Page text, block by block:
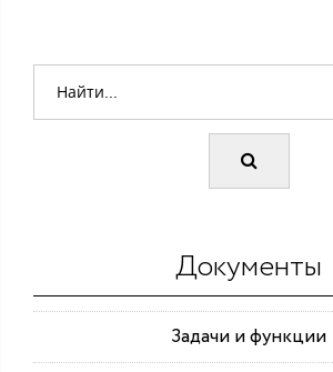
Документы
Задачи и функции